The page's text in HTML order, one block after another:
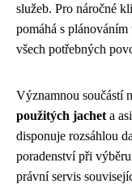
služeb. Pro náročné
pomáhá s
všech potřebných
Významnou součástí
použitých jachet a
disponuje rozsáhlou
poradenství při
právní servis